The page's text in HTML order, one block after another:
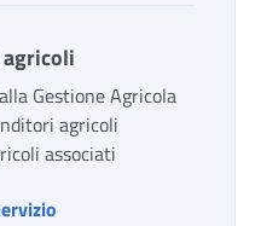
Gestione Agricola
agricoli
associati